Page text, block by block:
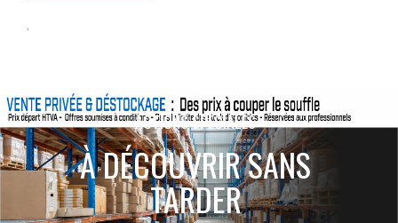
,
ACTIONS SPÉCIALES
À DÉCOUVRIR SANS
TARDER